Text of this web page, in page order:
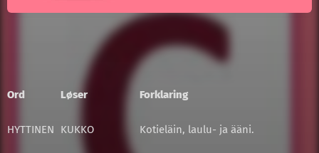
Ord Løser Forklaring
HYTTINEN KUKKO Kotieläin, laulu- ja ääni.